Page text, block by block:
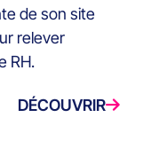
de son site
relever
RH.
DÉCOUVRIR